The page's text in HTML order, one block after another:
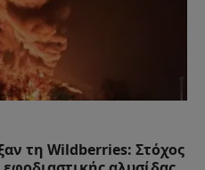
τη Wildberries: Στόχος